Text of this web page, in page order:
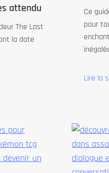
attendu
The Last
la date
Ce
pour
Lire la